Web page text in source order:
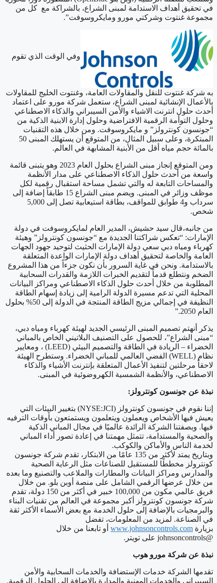
في تحقيق أهداف الاستدامة لمبنى الشراع، بالشراكة مع كل من
مجموعة غنتوت وشركتي مورو ومايكروسوفت”.
وفي الوقت الذي تقوم
به شركة غنتوت للنقل والمقاولات العامة، وغنتوت الخليج للمقاولات
بالأعمال الإنشائية لمبنى الشراع، ستعمل شركة مورو على اعتماد
أحدث حلول انترنت الاشياء والأمن السيبراني والذكاء الاصطناعي
وحلول التوأمة الرقمية الافتراضية وحلول إدارة الابنية الذكية من
“جونسون كونترولز” و مايكروسوفت. ومن خلال هذه التقنيات
المبتكرة، وعلى سبيل المثال، من المتوقع أن يستهلك المبنى 50
بالمائة حجم مياه أقل من الأبنية المشابهة في العالم.
ومن المتوقع إنجاز مبنى الشراع بحلول العام 2023 وهو يتبنى قائمة
واسعة من أحدث حلول الذكاء الاصطناعي على مدار الأنظمة
والمساحات التابعة له والتي تشمل مساحة استقبال رقمية لكل
موظف وزائر في المبنى. ويضم مبنى الشراع 15 طابقاً إضافة إلى
سرداب و4 طوابق للمواقف، بطاقة استيعابية تصل إلى 5,000
شخص.
من جانبه،قال سيد حشيش، المدير العام لمايكروسوفت في دولة
الإمارات: “تعكس شراكتنا الجديدة مع “جونسون كونترولز” وهيئة
كهرباء ومياه دبي سعي دولة الإمارات الحثيث لتوحيد جهود الجهات
العامة والخاصة لتحقيق أهداف دولة الإمارات الواعدة المتعلقة
بالاستدامة. ونحن في غاية السرور بأن نكون جزءاً من هذا المشروع
الضخم ونتطلع قدماً لتقديم الخبرات اللازمة والقدرات السحابية
المطلوبة من خلال أحدث حلول الذكاء الاصطناعي ومراكز البيانات
المحلية التي تدعم مسيرة الدولة الرامية إلى زيادة إسهام الطاقة
النظيفة في إجمالي مزيج الطاقة المنتجة في الدولة إلى 50% بحلول
العام 2050.”
يذكر أنهتم تصميم المبنى الرئيسي الجديد لهيئة كهرباء ومياه دبي،
“مبنى الشراع”، للحصول على التصنيف البلاتيني الخاص بالمباني
الخضراء – الريادة في الطاقة والتصميم البيئي (LEED) ، ومعايير
نظام (WELL) الفضي العالمي للمباني الخضراء. وستطرح الهيئة
لاحقاً مرحلتين لتنفيذ الأعمال المتعلقة بإنترنت الأشياء والذكاء
الاصطناعي، والأنظمة الشمسية الكهروضوئية في المبنى.
نبذة عن جونسون كونترولز:
إننا نقوم في جونسون كونترولز (NYSE:JCI) بتغيير البيئات التي
يعيش فيها الأشخاص ويعملون ويتعلمون ويستمتعون بأوقات الترفيه
فيها. وبصفتنا الشركة الرائدة عالميًا في مجال المباني الذكية
والصحية والمستدامة، تتمثل مهمتنا في إعادة تصور أداء المباني
لخدمة الناس والأماكن والكوكب.
وبتاريخ يمتد لأكثر من 135 عامًا من الابتكار، تقدم شركة جونسون
كونترولز مخططًا للمستقبل للصناعات مثل الرعاية الصحية
والمدارس ومراكز البيانات والمطارات والملاعب والتصنيع وما بعده
من خلال عرضها الرقمي الشامل على منصة أوبن بلو. من خلال
فريق عالمي مكون من 100,000 خبير في أكثر من 150 دولة، تقدم
شركة جونسون كونترولز أكبر مجموعة في العالم من تقنيات البناء
والبرمجيات بالإضافة إلى حلول الخدمة مع بعض الأسماء الأكثر ثقة
في الصناعة. لمزيد من المعلومات، تفضل
بزيارة www.johnsoncontrols.com أو تابعنا من خلال
@johnsoncontrols على تويتر.
نبذة عن شركة مورو هوب
تقدمها الشركة خدمات الإستضافة والخدمات السحابية والأمن
السيبراني والخدمات المهنية والمدارة بالإضافة إلى الحلول الرقمية.